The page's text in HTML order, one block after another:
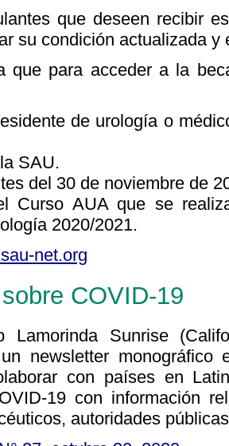
que deseen recibir
su condición actualizada
que para acceder a la
de urología o
SAU.
del 30 de noviembre de
Curso AUA que se
2020/2021.
net.org
COVID-19
Lamorinda Sunrise
newsletter monográfico
con países en
19 con información
autoridades